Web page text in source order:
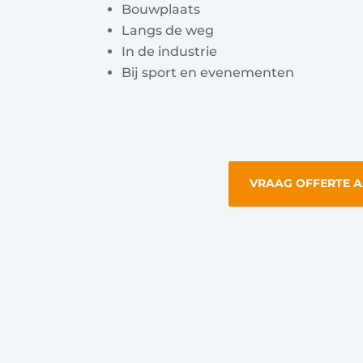
Bouwplaats
Langs de weg
In de industrie
Bij sport en evenementen
VRAAG OFFERTE